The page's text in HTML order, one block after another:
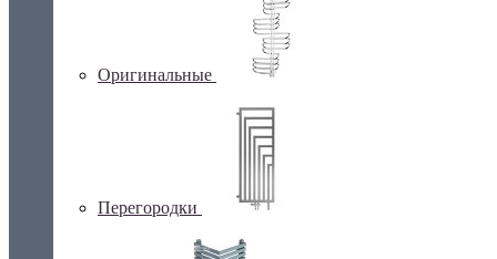
Оригинальные
Перегородки